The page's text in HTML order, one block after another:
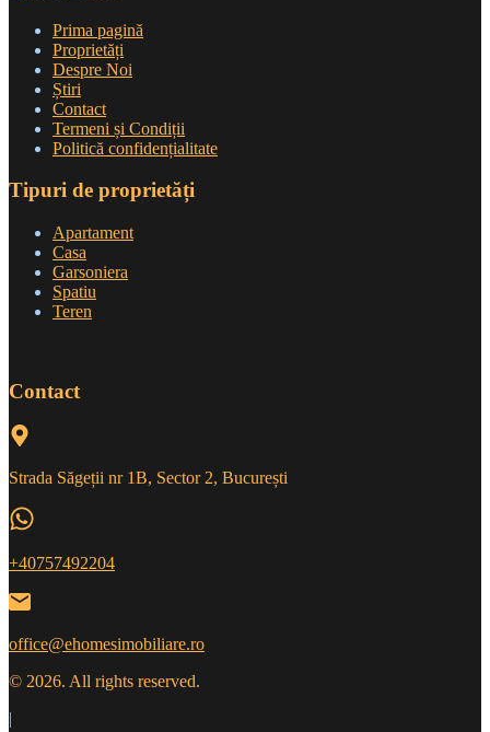
Prima pagină
Proprietăți
Despre Noi
Știri
Contact
Termeni și Condiții
Politică confidențialitate
Tipuri de proprietăți
Apartament
Casa
Garsoniera
Spatiu
Teren
Contact
Strada Săgeții nr 1B, Sector 2, București
+40757492204
office@ehomesimobiliare.ro
© 2026. All rights reserved.
|